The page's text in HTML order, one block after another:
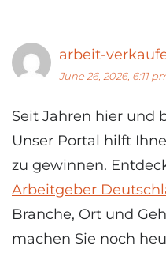
arbeit-
June 26, 2026, 6:11
Seit Jahren hier und
Unser Portal hilft
zu gewinnen.
Arbeitgeber
Branche, Ort und
machen Sie noch